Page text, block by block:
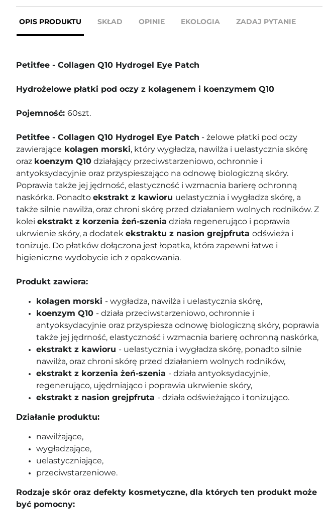
OPIS PRODUKTU SKŁAD OPINIE EKOLOGIA ZADAJ PYTANIE
Petitfee - Collagen Q10 Hydrogel Eye Patch
Hydrożelowe płatki pod oczy z kolagenem i koenzymem Q10
Pojemność: 60szt.
Petitfee - Collagen Q10 Hydrogel Eye Patch - żelowe płatki pod oczy
zawierające kolagen morski, który wygładza, nawilża i uelastycznia skórę
oraz koenzym Q10 działający przeciwstarzeniowo, ochronnie i
antyoksydacyjnie oraz przyspieszająco na odnowę biologiczną skóry.
Poprawia także jej jędrność, elastyczność i wzmacnia barierę ochronną
naskórka. Ponadto ekstrakt z kawioru uelastycznia i wygładza skórę, a
także silnie nawilża, oraz chroni skórę przed działaniem wolnych rodników. Z
kolei ekstrakt z korzenia żeń-szenia działa regenerująco i poprawia
ukrwienie skóry, a dodatek ekstraktu z nasion grejpfruta odświeża i
tonizuje. Do płatków dołączona jest łopatka, która zapewni łatwe i
higieniczne wydobycie ich z opakowania.
Produkt zawiera:
kolagen morski - wygładza, nawilża i uelastycznia skórę,
koenzym Q10 - działa przeciwstarzeniowo, ochronnie i
antyoksydacyjnie oraz przyspiesza odnowę biologiczną skóry, poprawia
także jej jędrność, elastyczność i wzmacnia barierę ochronną naskórka,
ekstrakt z kawioru - uelastycznia i wygładza skórę, ponadto silnie
nawilża, oraz chroni skórę przed działaniem wolnych rodników,
ekstrakt z korzenia żeń-szenia - działa antyoksydacyjnie,
regenerująco, ujędrniająco i poprawia ukrwienie skóry,
ekstrakt z nasion grejpfruta - działa odświeżająco i tonizująco.
Działanie produktu:
nawilżające,
wygładzające,
uelastyczniające,
przeciwstarzeniowe.
Rodzaje skór oraz defekty kosmetyczne, dla których ten produkt może
być pomocny: